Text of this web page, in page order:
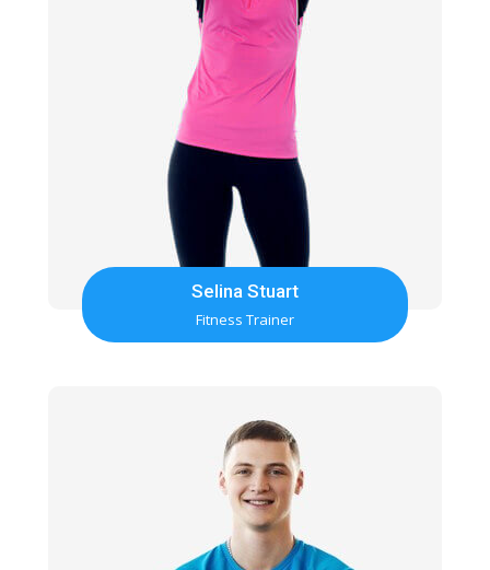
Selina Stuart
Fitness Trainer